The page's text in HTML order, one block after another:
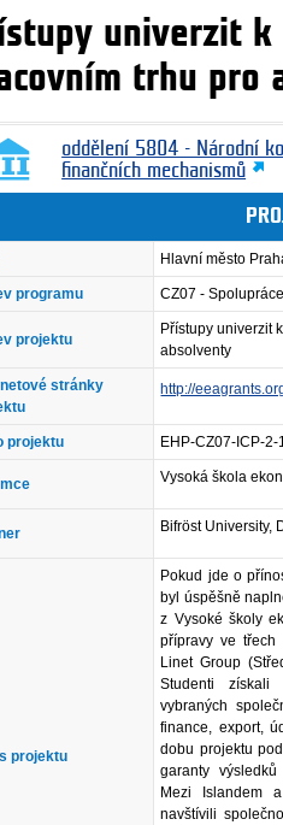
univerzit k
trhu pro
oddělení 5804 - Národní
finančních mechanismů
Hlavní město
programu CZ07 -
projektu
Přístupy univerzit
absolventy
stránky
http://
projektu EHP-CZ07-ICP-
Vysoká škola
Bifröst University,
projektu
Pokud jde o
byl úspěšně
z Vysoké školy
přípravy ve třech
Linet Group
Studenti získali
vybraných
finance, export,
dobu projektu
garanty
Mezi Islandem
navštívili